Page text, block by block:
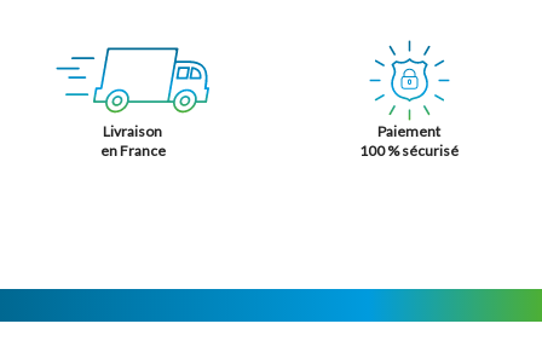
Livraison
en France
Paiement
100 % sécurisé